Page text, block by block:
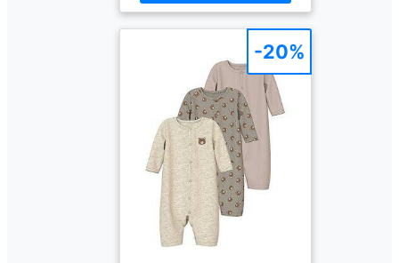
Composition : 95 %
coton, 5 % élasthanne
-20%